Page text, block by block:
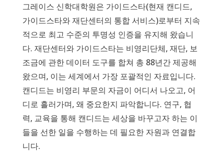
그레이스 신학대학원은 가이드스타(현재 캔디드,
가이드스타와 재단센터의 통합 서비스)로부터 지속
적으로 최고 수준의 투명성 인증을 유지해 왔습니
다. 재단센터와 가이드스타는 비영리단체, 재단, 보
조금에 관한 데이터 도구를 합쳐 총 88년간 제공해
왔으며, 이는 세계에서 가장 포괄적인 자료입니다.
캔디드는 비영리 부문의 자금이 어디서 나오고, 어
디로 흘러가며, 왜 중요한지 파악합니다. 연구, 협
력, 교육을 통해 캔디드는 세상을 바꾸고자 하는 이
들을 선한 일을 수행하는 데 필요한 자원과 연결합
니다.